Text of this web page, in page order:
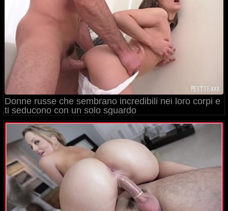
Donne russe che sembrano incredibili nei loro corpi e
ti seducono con un solo sguardo